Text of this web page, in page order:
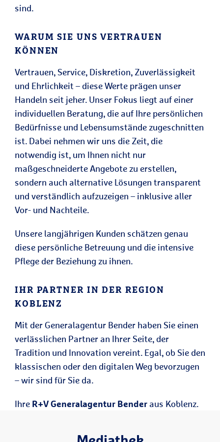
sind.
WARUM SIE UNS VERTRAUEN
KÖNNEN
Vertrauen, Service, Diskretion, Zuverlässigkeit
und Ehrlichkeit – diese Werte prägen unser
Handeln seit jeher. Unser Fokus liegt auf einer
individuellen Beratung, die auf Ihre persönlichen
Bedürfnisse und Lebensumstände zugeschnitten
ist. Dabei nehmen wir uns die Zeit, die
notwendig ist, um Ihnen nicht nur
maßgeschneiderte Angebote zu erstellen,
sondern auch alternative Lösungen transparent
und verständlich aufzuzeigen – inklusive aller
Vor- und Nachteile.
Unsere langjährigen Kunden schätzen genau
diese persönliche Betreuung und die intensive
Pflege der Beziehung zu ihnen.
IHR PARTNER IN DER REGION
KOBLENZ
Mit der Generalagentur Bender haben Sie einen
verlässlichen Partner an Ihrer Seite, der
Tradition und Innovation vereint. Egal, ob Sie den
klassischen oder den digitalen Weg bevorzugen
– wir sind für Sie da.
Ihre R+V Generalagentur Bender aus Koblenz.